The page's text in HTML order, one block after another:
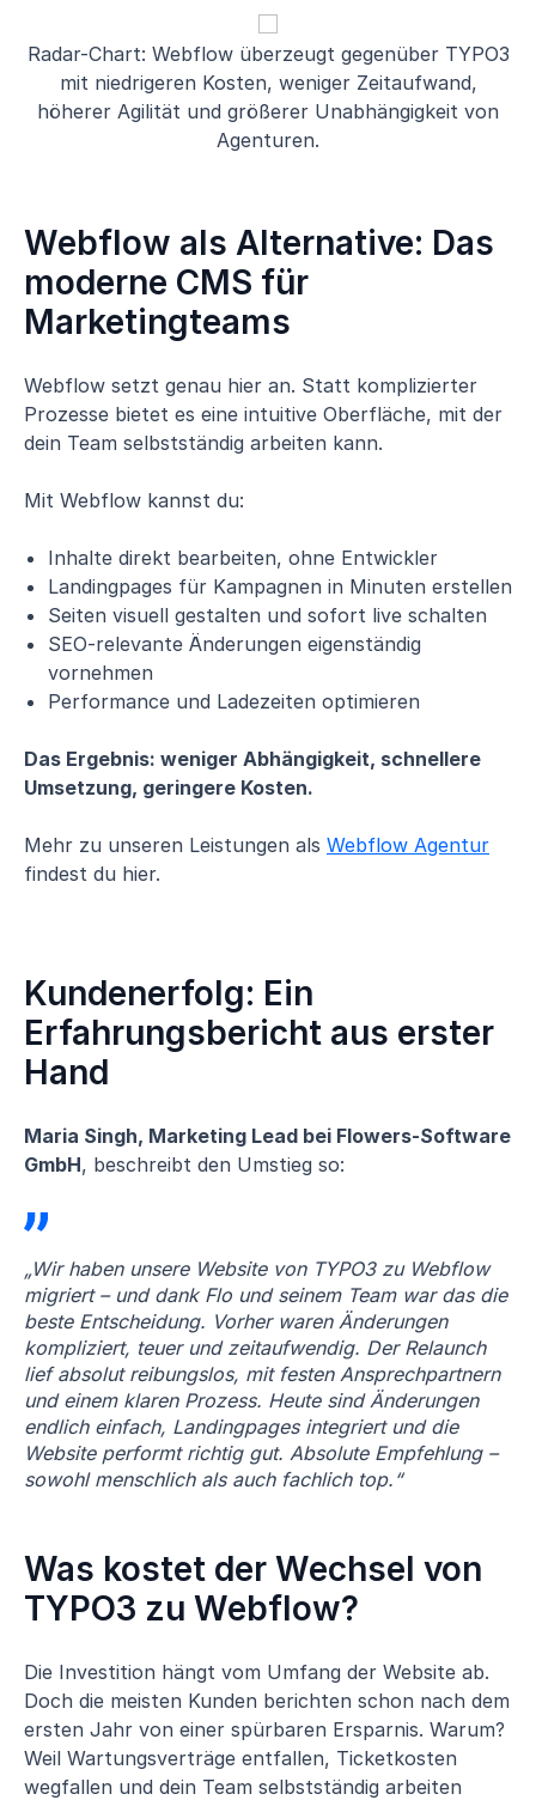
Radar-Chart: Webflow überzeugt gegenüber TYPO3
mit niedrigeren Kosten, weniger Zeitaufwand,
höherer Agilität und größerer Unabhängigkeit von
Agenturen.
Webflow als Alternative: Das
moderne CMS für
Marketingteams
Webflow setzt genau hier an. Statt komplizierter
Prozesse bietet es eine intuitive Oberfläche, mit der
dein Team selbstständig arbeiten kann.
Mit Webflow kannst du:
Inhalte direkt bearbeiten, ohne Entwickler
Landingpages für Kampagnen in Minuten erstellen
Seiten visuell gestalten und sofort live schalten
SEO-relevante Änderungen eigenständig
vornehmen
Performance und Ladezeiten optimieren
Das Ergebnis: weniger Abhängigkeit, schnellere
Umsetzung, geringere Kosten.
Mehr zu unseren Leistungen als Webflow Agentur
findest du hier.
Kundenerfolg: Ein
Erfahrungsbericht aus erster
Hand
Maria Singh, Marketing Lead bei Flowers-Software
GmbH, beschreibt den Umstieg so:
„Wir haben unsere Website von TYPO3 zu Webflow
migriert – und dank Flo und seinem Team war das die
beste Entscheidung. Vorher waren Änderungen
kompliziert, teuer und zeitaufwendig. Der Relaunch
lief absolut reibungslos, mit festen Ansprechpartnern
und einem klaren Prozess. Heute sind Änderungen
endlich einfach, Landingpages integriert und die
Website performt richtig gut. Absolute Empfehlung –
sowohl menschlich als auch fachlich top.“
Was kostet der Wechsel von
TYPO3 zu Webflow?
Die Investition hängt vom Umfang der Website ab.
Doch die meisten Kunden berichten schon nach dem
ersten Jahr von einer spürbaren Ersparnis. Warum?
Weil Wartungsverträge entfallen, Ticketkosten
wegfallen und dein Team selbstständig arbeiten